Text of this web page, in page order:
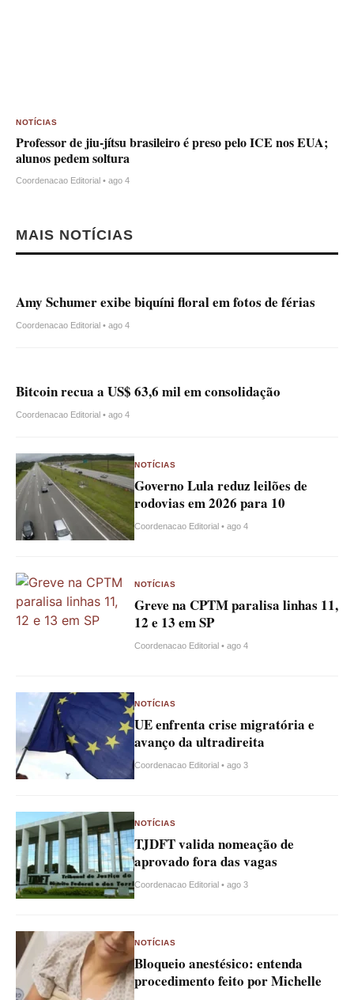
NOTÍCIAS
Professor de jiu-jítsu brasileiro é preso pelo ICE nos EUA;
alunos pedem soltura
Coordenacao Editorial • ago 4
MAIS NOTÍCIAS
Amy Schumer exibe biquíni floral em fotos de férias
Coordenacao Editorial • ago 4
Bitcoin recua a US$ 63,6 mil em consolidação
Coordenacao Editorial • ago 4
NOTÍCIAS
Governo Lula reduz leilões de
rodovias em 2026 para 10
Coordenacao Editorial • ago 4
NOTÍCIAS
Greve na CPTM paralisa linhas 11,
12 e 13 em SP
Coordenacao Editorial • ago 4
NOTÍCIAS
UE enfrenta crise migratória e
avanço da ultradireita
Coordenacao Editorial • ago 3
NOTÍCIAS
TJDFT valida nomeação de
aprovado fora das vagas
Coordenacao Editorial • ago 3
NOTÍCIAS
Bloqueio anestésico: entenda
procedimento feito por Michelle